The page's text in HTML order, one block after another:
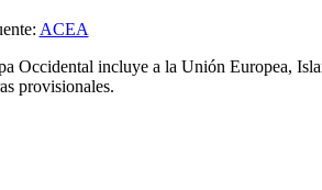
ACEA
Occidental incluye a la Unión Europea,
provisionales.